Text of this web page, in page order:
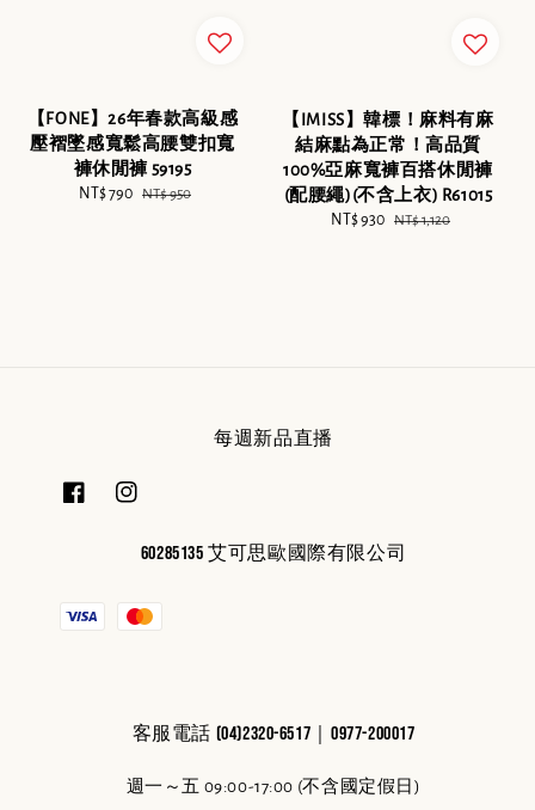
【FONE】26年春款高級感
壓褶墜感寬鬆高腰雙扣寬
褲休閒褲 59195
Sale
NT$ 790 Regular
NT$ 950
【IMISS】韓標！麻料有麻
結麻點為正常！高品質
100%亞麻寬褲百搭休閒褲
(配腰繩)(不含上衣) R61015
Sale
NT$ 930 Regular
NT$ 1,120
每週新品直播
60285135 艾可思歐國際有限公司
客服電話 (04)2320-6517｜0977-200017
週一～五 09:00-17:00 (不含國定假日)